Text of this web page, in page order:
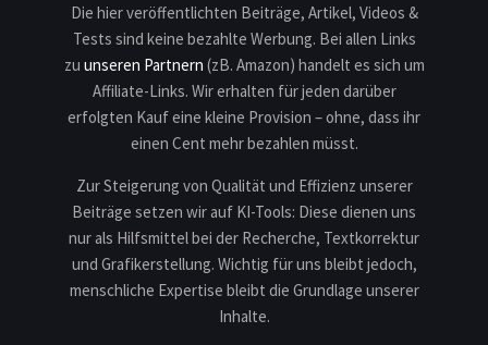
Die hier veröffentlichten Beiträge, Artikel, Videos &
Tests sind keine bezahlte Werbung. Bei allen Links
zu unseren Partnern (zB. Amazon) handelt es sich um
Affiliate-Links. Wir erhalten für jeden darüber
erfolgten Kauf eine kleine Provision – ohne, dass ihr
einen Cent mehr bezahlen müsst.
Zur Steigerung von Qualität und Effizienz unserer
Beiträge setzen wir auf KI-Tools: Diese dienen uns
nur als Hilfsmittel bei der Recherche, Textkorrektur
und Grafikerstellung. Wichtig für uns bleibt jedoch,
menschliche Expertise bleibt die Grundlage unserer
Inhalte.